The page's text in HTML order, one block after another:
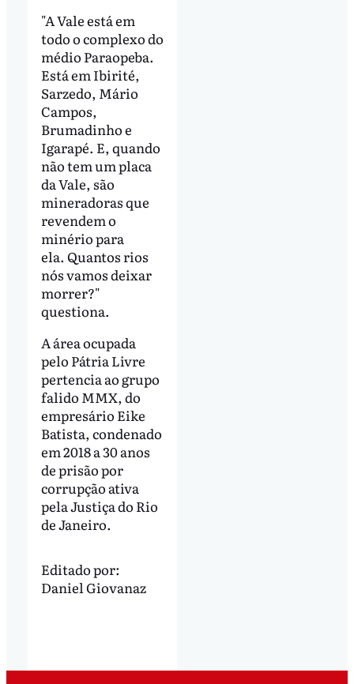
"A Vale está em
todo o complexo do
médio Paraopeba.
Está em Ibirité,
Sarzedo, Mário
Campos,
Brumadinho e
Igarapé. E, quando
não tem um placa
da Vale, são
mineradoras que
revendem o
minério para
ela. Quantos rios
nós vamos deixar
morrer?"
questiona.
A área ocupada
pelo Pátria Livre
pertencia ao grupo
falido MMX, do
empresário Eike
Batista, condenado
em 2018 a 30 anos
de prisão por
corrupção ativa
pela Justiça do Rio
de Janeiro.
Editado por:
Daniel Giovanaz